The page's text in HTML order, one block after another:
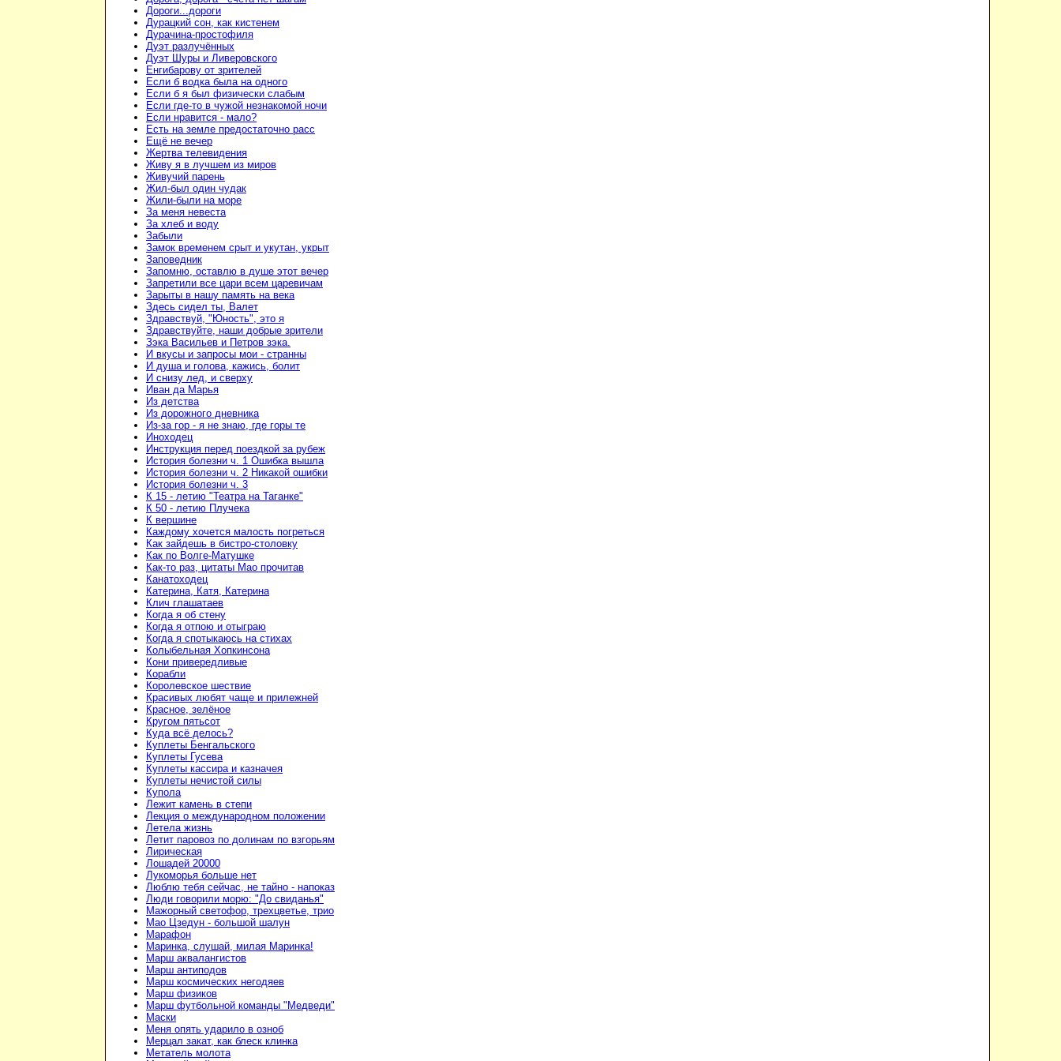
Дороги...дороги
Дурацкий сон, как кистенем
Дурачина-простофиля
Дуэт разлучённых
Дуэт Шуры и Ливеровского
Енгибарову от зрителей
Если б водка была на одного
Если б я был физически слабым
Если где-то в чужой незнакомой ночи
Если нравится - мало?
Есть на земле предостаточно расс
Ещё не вечер
Жертва телевидения
Живу я в лучшем из миров
Живучий парень
Жил-был один чудак
Жили-были на море
За меня невеста
За хлеб и воду
Забыли
Замок временем срыт и укутан, укрыт
Заповедник
Запомню, оставлю в душе этот вечер
Запретили все цари всем царевичам
Зарыты в нашу память на века
Здесь сидел ты, Валет
Здравствуй, "Юность", это я
Здравствуйте, наши добрые зрители
Зэка Васильев и Петров зэка.
И вкусы и запросы мои - странны
И душа и голова, кажись, болит
И снизу лед, и сверху
Иван да Марья
Из детства
Из дорожного дневника
Из-за гор - я не знаю, где горы те
Иноходец
Инструкция перед поездкой за рубеж
История болезни ч. 1 Ошибка вышла
История болезни ч. 2 Никакой ошибки
История болезни ч. 3
К 15 - летию "Театра на Таганке"
К 50 - летию Плучека
К вершине
Каждому хочется малость погреться
Как зайдешь в бистро-столовку
Как по Волге-Матушке
Как-то раз, цитаты Мао прочитав
Канатоходец
Катерина, Катя, Катерина
Клич глашатаев
Когда я об стену
Когда я отпою и отыграю
Когда я спотыкаюсь на стихах
Колыбельная Хопкинсона
Кони привередливые
Корабли
Королевское шествие
Красивых любят чаще и прилежней
Красное, зелёное
Кругом пятьсот
Куда всё делось?
Куплеты Бенгальского
Куплеты Гусева
Куплеты кассира и казначея
Куплеты нечистой силы
Купола
Лежит камень в степи
Лекция о международном положении
Летела жизнь
Летит паровоз по долинам по взгорьям
Лирическая
Лошадей 20000
Лукоморья больше нет
Люблю тебя сейчас, не тайно - напоказ
Люди говорили морю: "До свиданья"
Мажорный светофор, трехцветье, трио
Мао Цзедун - большой шалун
Марафон
Маринка, слушай, милая Маринка!
Марш аквалангистов
Марш антиподов
Марш космических негодяев
Марш физиков
Марш футбольной команды "Медведи"
Маски
Меня опять ударило в озноб
Мерцал закат, как блеск клинка
Метатель молота